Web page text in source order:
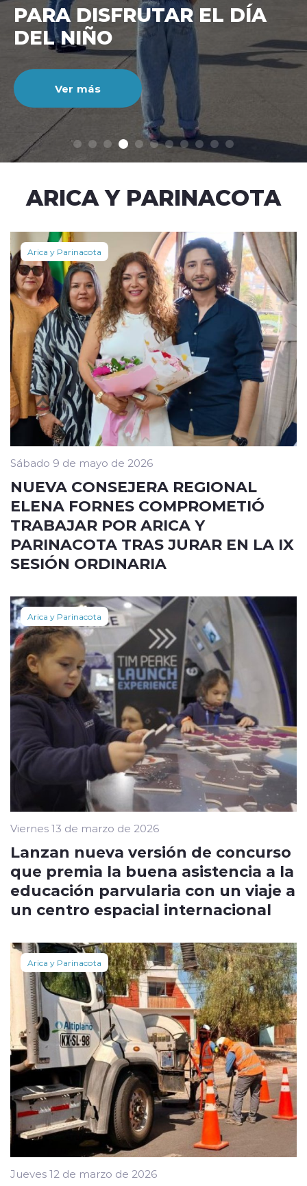
modo claro
CIENTO DURANTE EL MES
DE JULIO
Ver más
ARICA Y PARINACOTA
Arica y Parinacota
Sábado 9 de mayo de 2026
NUEVA CONSEJERA REGIONAL
ELENA FORNES COMPROMETIÓ
TRABAJAR POR ARICA Y
PARINACOTA TRAS JURAR EN LA IX
SESIÓN ORDINARIA
Arica y Parinacota
Viernes 13 de marzo de 2026
Lanzan nueva versión de concurso
que premia la buena asistencia a la
educación parvularia con un viaje a
un centro espacial internacional
Arica y Parinacota
Jueves 12 de marzo de 2026